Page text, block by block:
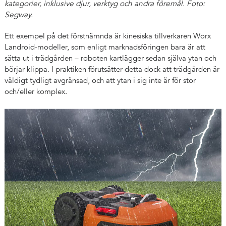
kategorier, inklusive djur, verktyg och andra föremål. Foto:
Segway.
Ett exempel på det förstnämnda är kinesiska tillverkaren Worx
Landroid-modeller, som enligt marknadsföringen bara är att
sätta ut i trädgården – roboten kartlägger sedan själva ytan och
börjar klippa. I praktiken förutsätter detta dock att trädgården är
väldigt tydligt avgränsad, och att ytan i sig inte är för stor
och/eller komplex.